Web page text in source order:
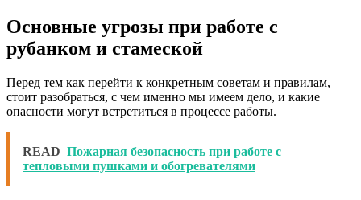
Основные угрозы при работе с
рубанком и стамеской
Перед тем как перейти к конкретным советам и правилам,
стоит разобраться, с чем именно мы имеем дело, и какие
опасности могут встретиться в процессе работы.
READ Пожарная безопасность при работе с
тепловыми пушками и обогревателями